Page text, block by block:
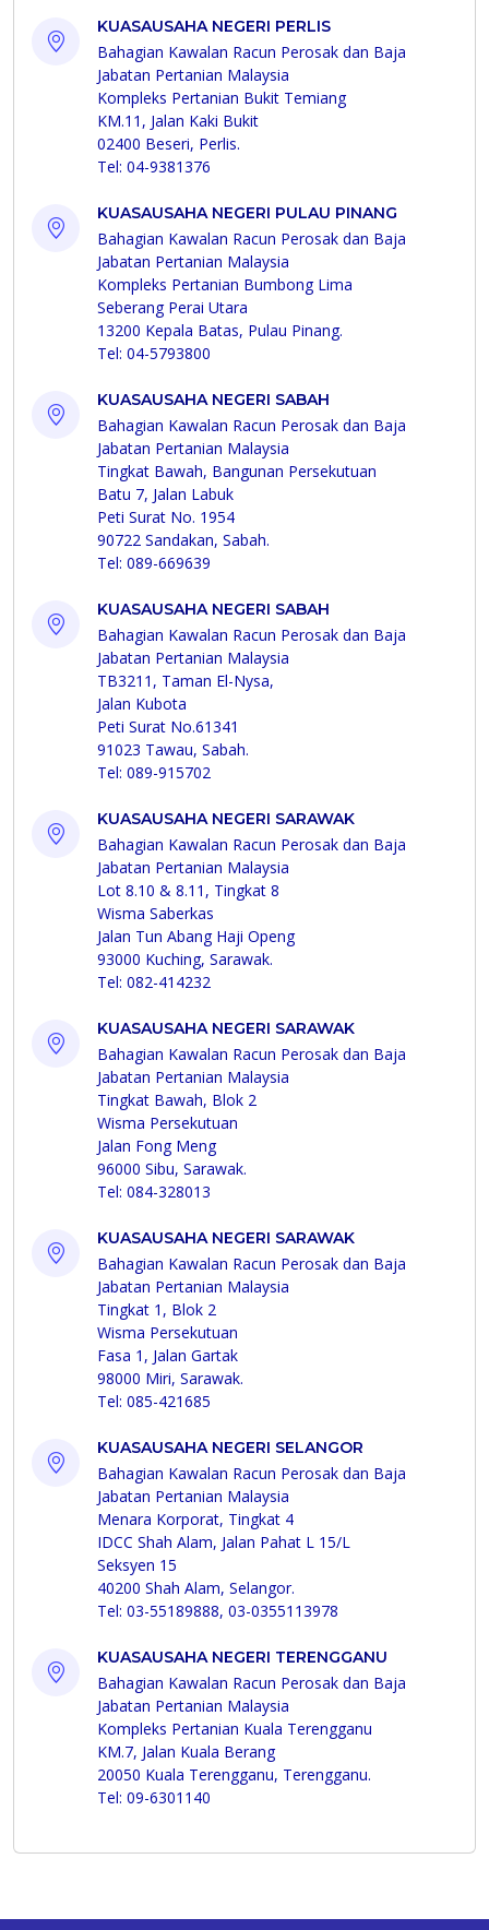
KUASAUSAHA NEGERI PERLIS
Bahagian Kawalan Racun Perosak dan Baja
Jabatan Pertanian Malaysia
Kompleks Pertanian Bukit Temiang
KM.11, Jalan Kaki Bukit
02400 Beseri, Perlis.
Tel: 04-9381376
KUASAUSAHA NEGERI PULAU PINANG
Bahagian Kawalan Racun Perosak dan Baja
Jabatan Pertanian Malaysia
Kompleks Pertanian Bumbong Lima
Seberang Perai Utara
13200 Kepala Batas, Pulau Pinang.
Tel: 04-5793800
KUASAUSAHA NEGERI SABAH
Bahagian Kawalan Racun Perosak dan Baja
Jabatan Pertanian Malaysia
Tingkat Bawah, Bangunan Persekutuan
Batu 7, Jalan Labuk
Peti Surat No. 1954
90722 Sandakan, Sabah.
Tel: 089-669639
KUASAUSAHA NEGERI SABAH
Bahagian Kawalan Racun Perosak dan Baja
Jabatan Pertanian Malaysia
TB3211, Taman El-Nysa,
Jalan Kubota
Peti Surat No.61341
91023 Tawau, Sabah.
Tel: 089-915702
KUASAUSAHA NEGERI SARAWAK
Bahagian Kawalan Racun Perosak dan Baja
Jabatan Pertanian Malaysia
Lot 8.10 & 8.11, Tingkat 8
Wisma Saberkas
Jalan Tun Abang Haji Openg
93000 Kuching, Sarawak.
Tel: 082-414232
KUASAUSAHA NEGERI SARAWAK
Bahagian Kawalan Racun Perosak dan Baja
Jabatan Pertanian Malaysia
Tingkat Bawah, Blok 2
Wisma Persekutuan
Jalan Fong Meng
96000 Sibu, Sarawak.
Tel: 084-328013
KUASAUSAHA NEGERI SARAWAK
Bahagian Kawalan Racun Perosak dan Baja
Jabatan Pertanian Malaysia
Tingkat 1, Blok 2
Wisma Persekutuan
Fasa 1, Jalan Gartak
98000 Miri, Sarawak.
Tel: 085-421685
KUASAUSAHA NEGERI SELANGOR
Bahagian Kawalan Racun Perosak dan Baja
Jabatan Pertanian Malaysia
Menara Korporat, Tingkat 4
IDCC Shah Alam, Jalan Pahat L 15/L
Seksyen 15
40200 Shah Alam, Selangor.
Tel: 03-55189888, 03-0355113978
KUASAUSAHA NEGERI TERENGGANU
Bahagian Kawalan Racun Perosak dan Baja
Jabatan Pertanian Malaysia
Kompleks Pertanian Kuala Terengganu
KM.7, Jalan Kuala Berang
20050 Kuala Terengganu, Terengganu.
Tel: 09-6301140